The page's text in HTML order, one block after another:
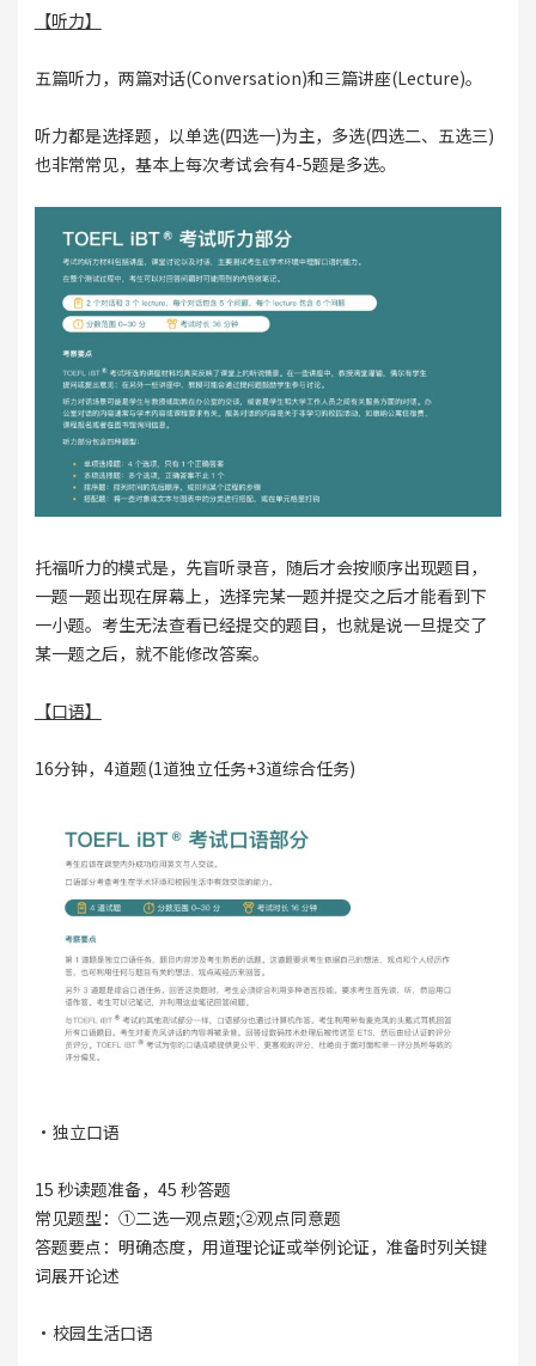
【听力】
五篇听力，两篇对话(Conversation)和三篇讲座(Lecture)。
听力都是选择题，以单选(四选一)为主，多选(四选二、五选三)
也非常常见，基本上每次考试会有4-5题是多选。
托福听力的模式是，先盲听录音，随后才会按顺序出现题目，
一题一题出现在屏幕上，选择完某一题并提交之后才能看到下
一小题。考生无法查看已经提交的题目，也就是说一旦提交了
某一题之后，就不能修改答案。
【口语】
16分钟，4道题(1道独立任务+3道综合任务)
·独立口语
15 秒读题准备，45 秒答题
常见题型：①二选一观点题;②观点同意题
答题要点：明确态度，用道理论证或举例论证，准备时列关键
词展开论述
·校园生活口语